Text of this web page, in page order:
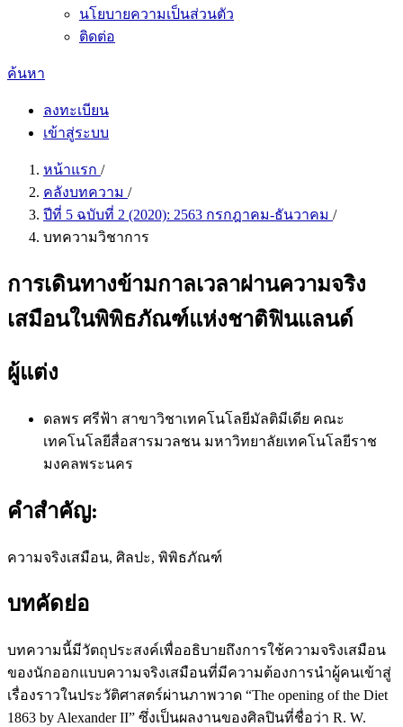
นโยบายความเป็นส่วนตัว
ติดต่อ
ค้นหา
ลงทะเบียน
เข้าสู่ระบบ
หน้าแรก /
คลังบทความ /
ปีที่ 5 ฉบับที่ 2 (2020): 2563 กรกฎาคม-ธันวาคม /
บทความวิชาการ
การเดินทางข้ามกาลเวลาผ่านความจริง
เสมือนในพิพิธภัณฑ์แห่งชาติฟินแลนด์
ผู้แต่ง
ดลพร ศรีฟ้า สาขาวิชาเทคโนโลยีมัลติมีเดีย คณะ
เทคโนโลยีสื่อสารมวลชน มหาวิทยาลัยเทคโนโลยีราช
มงคลพระนคร
คำสำคัญ:
ความจริงเสมือน, ศิลปะ, พิพิธภัณฑ์
บทคัดย่อ
บทความนี้มีวัตถุประสงค์เพื่ออธิบายถึงการใช้ความจริงเสมือน
ของนักออกแบบความจริงเสมือนที่มีความต้องการนำผู้คนเข้าสู่
เรื่องราวในประวัติศาสตร์ผ่านภาพวาด “The opening of the Diet
1863 by Alexander II” ซึ่งเป็นผลงานของศิลปินที่ชื่อว่า R. W.